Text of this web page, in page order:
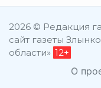
2026 © Редакция
сайт газеты
области» 12+
О